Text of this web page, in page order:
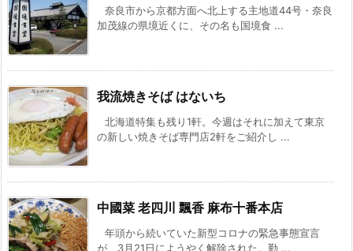
奈良市から京都方面へ北上する主地道44号・奈良
加茂線の県境近くに、その名も国境食 ...
我流焼きそば はないち
北海道特集も残り1軒。今週はそれに加えて東京
の新しい焼きそば専門店2軒をご紹介し ...
中國菜 老四川 飄香 麻布十番本店
年頭から続いていた新型コロナの緊急事態宣言
が、3月21日にようやく解除された。勤 ...